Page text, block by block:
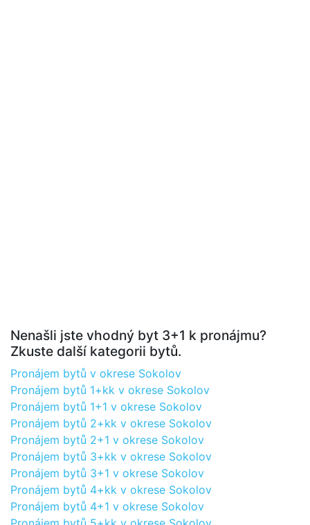
Nenašli jste vhodný byt 3+1 k pronájmu?
Zkuste další kategorii bytů.
Pronájem bytů v okrese Sokolov
Pronájem bytů 1+kk v okrese Sokolov
Pronájem bytů 1+1 v okrese Sokolov
Pronájem bytů 2+kk v okrese Sokolov
Pronájem bytů 2+1 v okrese Sokolov
Pronájem bytů 3+kk v okrese Sokolov
Pronájem bytů 3+1 v okrese Sokolov
Pronájem bytů 4+kk v okrese Sokolov
Pronájem bytů 4+1 v okrese Sokolov